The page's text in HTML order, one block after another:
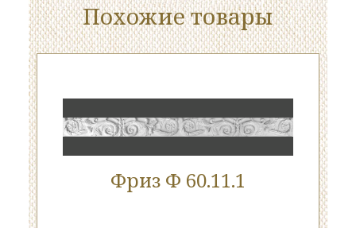
Похожие товары
Фриз Ф 60.11.1